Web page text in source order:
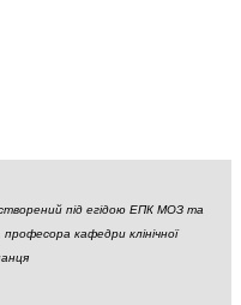
під егідою ЕПК МОЗ та
кафедри клінічної